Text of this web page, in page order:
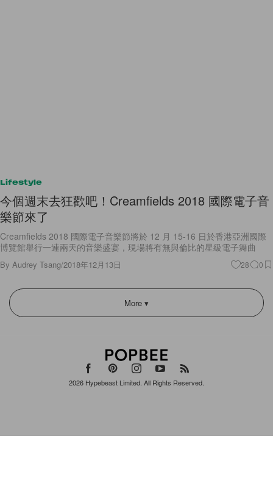
Lifestyle
今個週末去狂歡吧！Creamfields 2018 國際電子音
樂節來了
Creamfields 2018 國際電子音樂節將於 12 月 15-16 日於香港亞洲國際
博覽館舉行一連兩天的音樂盛宴，現場將有無與倫比的星級電子舞曲
By Audrey Tsang/2018年12月13日 28 0
More ▾
2026 Hypebeast Limited . All Rights Reserved.